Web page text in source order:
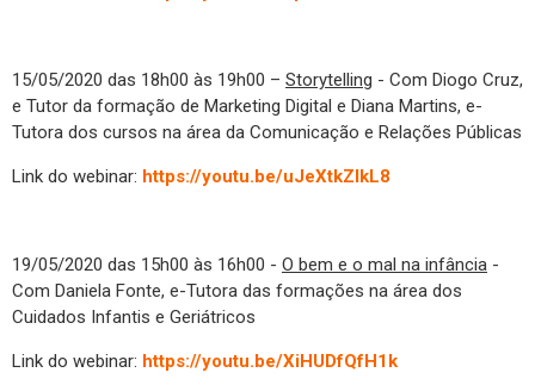
15/05/2020 das 18h00 às 19h00 – Storytelling - Com Diogo Cruz,
e Tutor da formação de Marketing Digital e Diana Martins, e-
Tutora dos cursos na área da Comunicação e Relações Públicas
Link do webinar: https://youtu.be/uJeXtkZIkL8
19/05/2020 das 15h00 às 16h00 - O bem e o mal na infância -
Com Daniela Fonte, e-Tutora das formações na área dos
Cuidados Infantis e Geriátricos
Link do webinar: https://youtu.be/XiHUDfQfH1k